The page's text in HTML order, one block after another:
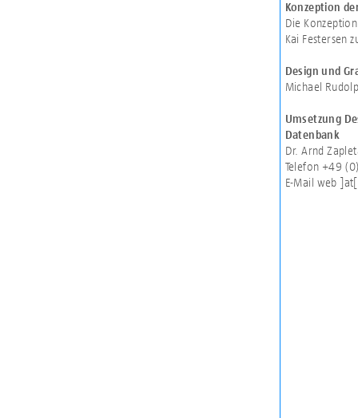
Konzeption
Die
Kai Festersen
Design und
Michael
Umsetzung
Datenbank
Dr. Arnd
Telefon +49
E-Mail web